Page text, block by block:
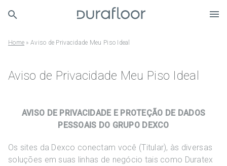
Home » Aviso de Privacidade Meu Piso Ideal
Aviso de Privacidade Meu Piso Ideal
AVISO DE PRIVACIDADE E PROTEÇÃO DE DADOS
PESSOAIS DO GRUPO DEXCO
Os sites da Dexco conectam você (Titular), às diversas
soluções em suas linhas de negócio tais como Duratex